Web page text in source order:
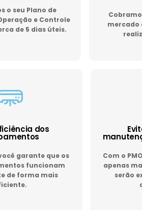
o seu Plano de
e Controle
de 5 dias úteis.
mercado
dos
garante que os
funcionam
de forma mais
Com o
apenas
serão